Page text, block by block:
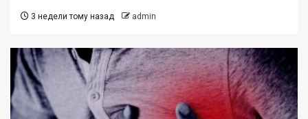
3 недели тому назад admin